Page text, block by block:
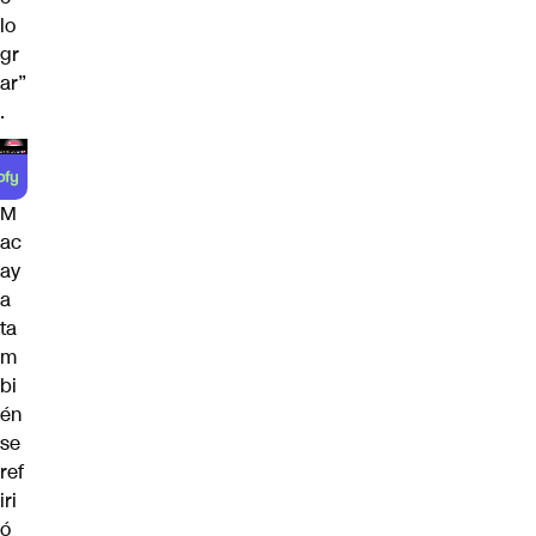
lo
gr
ar”
.
M
ac
ay
a
ta
m
bi
én
se
ref
iri
ó